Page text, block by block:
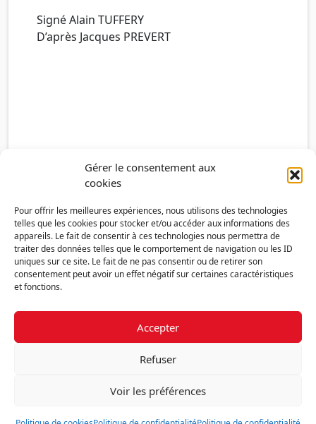
Gérer le consentement aux
cookies
Pour offrir les meilleures expériences, nous utilisons des technologies
telles que les cookies pour stocker et/ou accéder aux informations des
appareils. Le fait de consentir à ces technologies nous permettra de
traiter des données telles que le comportement de navigation ou les ID
uniques sur ce site. Le fait de ne pas consentir ou de retirer son
consentement peut avoir un effet négatif sur certaines caractéristiques
et fonctions.
Accepter
Refuser
Voir les préférences
Signé Alain TUFFERY
D’après Jacques PREVERT
Politique de confidentialité
RGPD
Nous contacter